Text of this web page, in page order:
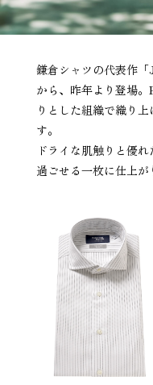
鎌倉シャツの代表作
から、昨年より登場
りとした組織で織り
す。
ドライな肌触りと優
過ごせる一枚に仕上が